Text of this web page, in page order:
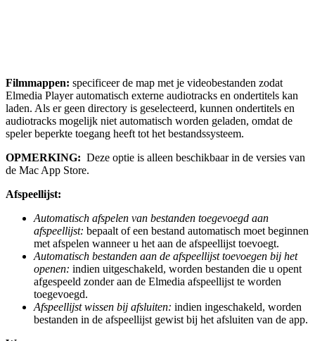
Filmmappen: specificeer de map met je videobestanden zodat
Elmedia Player automatisch externe audiotracks en ondertitels kan
laden. Als er geen directory is geselecteerd, kunnen ondertitels en
audiotracks mogelijk niet automatisch worden geladen, omdat de
speler beperkte toegang heeft tot het bestandssysteem.
OPMERKING: Deze optie is alleen beschikbaar in de versies van
de Mac App Store.
Afspeellijst:
Automatisch afspelen van bestanden toegevoegd aan
afspeellijst: bepaalt of een bestand automatisch moet beginnen
met afspelen wanneer u het aan de afspeellijst toevoegt.
Automatisch bestanden aan de afspeellijst toevoegen bij het
openen: indien uitgeschakeld, worden bestanden die u opent
afgespeeld zonder aan de Elmedia afspeellijst te worden
toegevoegd.
Afspeellijst wissen bij afsluiten: indien ingeschakeld, worden
bestanden in de afspeellijst gewist bij het afsluiten van de app.